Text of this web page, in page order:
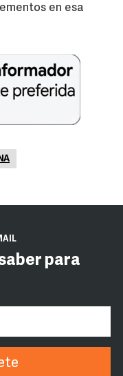
en esa
para